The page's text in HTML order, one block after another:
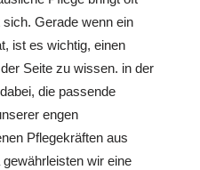
Gerade wenn ein
ist es wichtig, einen
Seite zu wissen. in der
die passende
engen
Pflegekräften aus
wir eine